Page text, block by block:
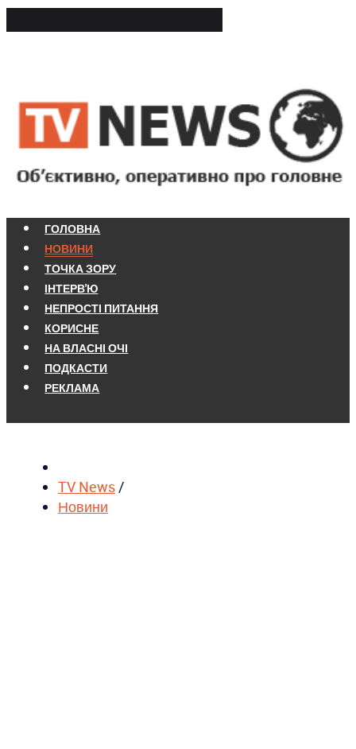
ГОЛОВНА
НОВИНИ
ТОЧКА ЗОРУ
ІНТЕРВ'Ю
НЕПРОСТІ ПИТАННЯ
КОРИСНЕ
НА ВЛАСНІ ОЧІ
ПОДКАСТИ
РЕКЛАМА
TV News/
Новини